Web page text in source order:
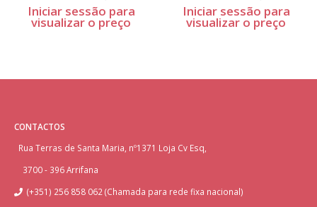
Iniciar sessão para
visualizar o preço
Iniciar sessão para
visualizar o preço
CONTACTOS
Rua Terras de Santa Maria, nº1371 Loja Cv Esq,
3700 - 396 Arrifana
(+351) 256 858 062 (Chamada para rede fixa nacional)